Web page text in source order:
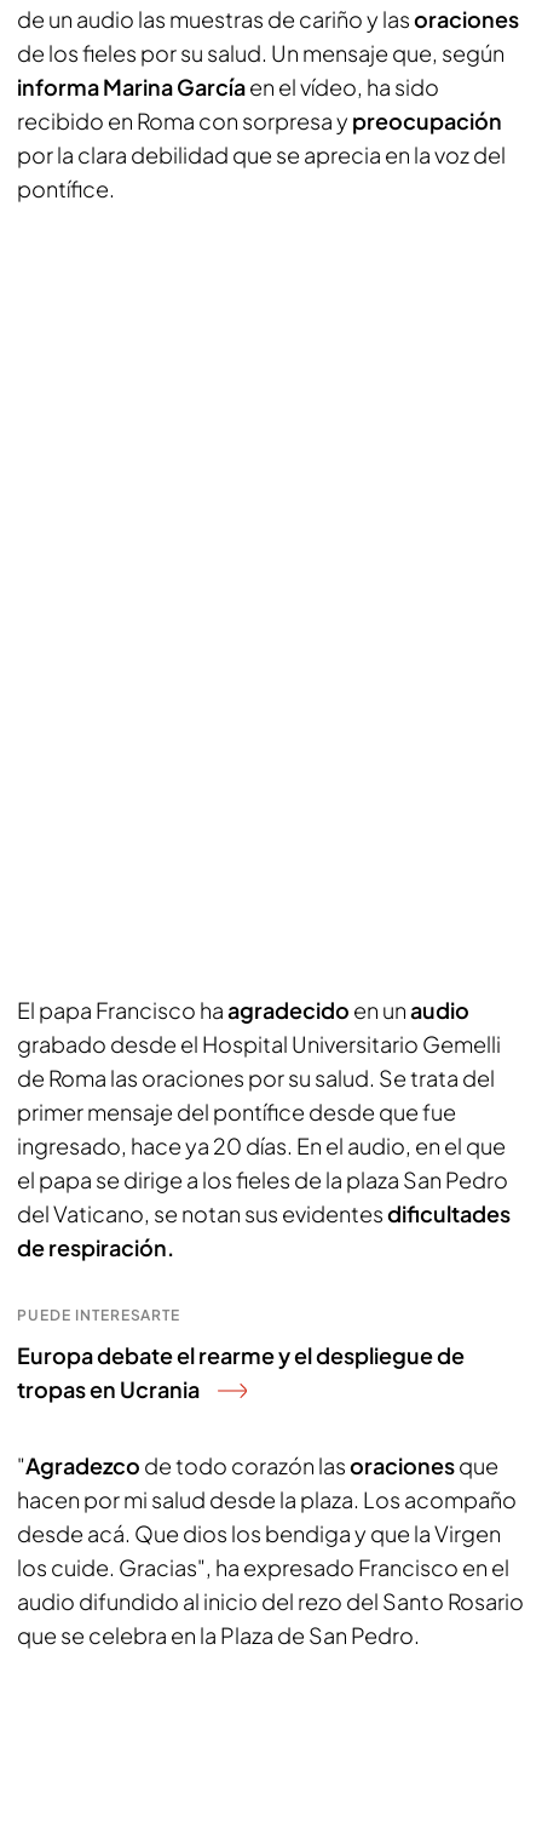
de un audio las muestras de cariño y lasoraciones
de los fieles por su salud. Un mensaje que, según
informa Marina Garcíaen el vídeo, ha sido
recibido en Roma con sorpresa y preocupación
por la clara debilidad que se aprecia en la voz del
pontífice.
El papa Francisco haagradecido en unaudio
grabado desde el Hospital Universitario Gemelli
de Roma las oraciones por su salud. Se trata del
primer mensaje del pontífice desde que fue
ingresado, hace ya 20 días. En el audio, en el que
el papa se dirige a los fieles de la plaza San Pedro
del Vaticano, se notan sus evidentesdificultades
de respiración.
PUEDE INTERESARTE
Europa debate el rearme y el despliegue de
tropas en Ucrania
"Agradezco de todo corazón lasoracionesque
hacen por mi salud desde la plaza. Los acompaño
desde acá. Que dios los bendiga y que la Virgen
los cuide. Gracias", ha expresado Francisco en el
audio difundido al inicio del rezo del Santo Rosario
que se celebra en la Plaza de San Pedro.